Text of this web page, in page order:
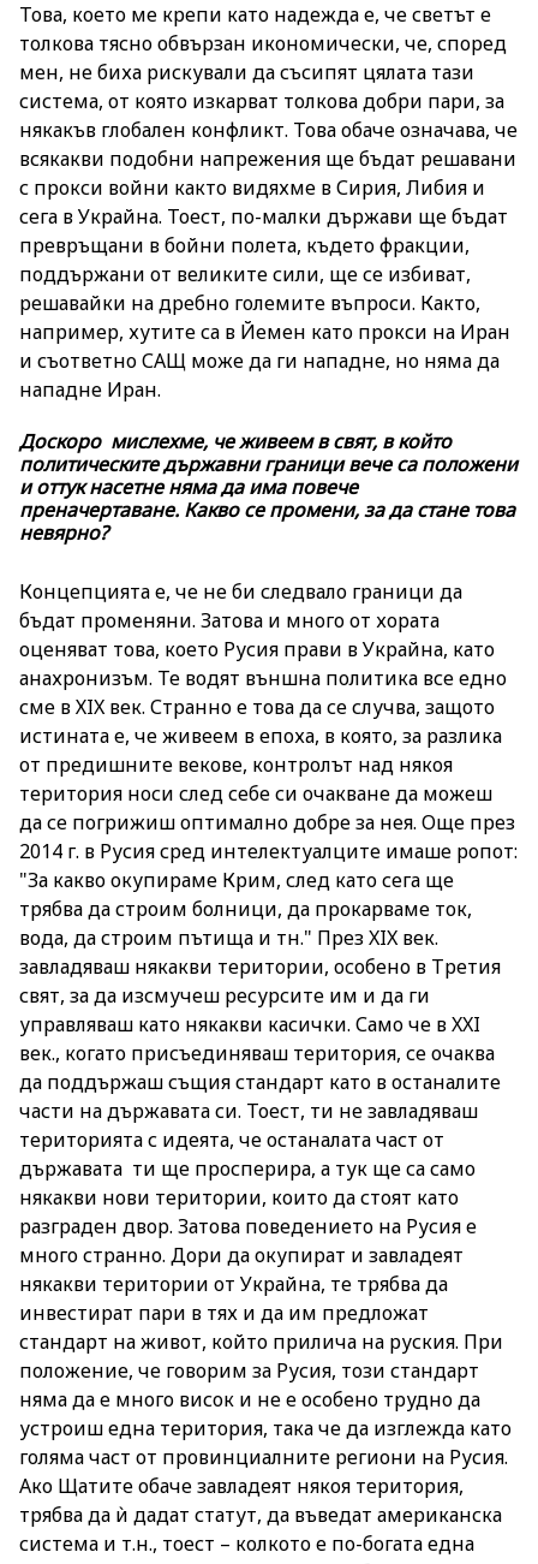
Това, което ме крепи като надежда е, че светът е
толкова тясно обвързан икономически, че, според
мен, не биха рискували да съсипят цялата тази
система, от която изкарват толкова добри пари, за
някакъв глобален конфликт. Това обаче означава, че
всякакви подобни напрежения ще бъдат решавани
с прокси войни както видяхме в Сирия, Либия и
сега в Украйна. Тоест, по-малки държави ще бъдат
превръщани в бойни полета, където фракции,
поддържани от великите сили, ще се избиват,
решавайки на дребно големите въпроси. Както,
например, хутите са в Йемен като прокси на Иран
и съответно САЩ може да ги нападне, но няма да
нападне Иран.
Доскоро мислехме, че живеем в свят, в който
политическите държавни граници вече са положени
и оттук насетне няма да има повече
преначертаване. Какво се промени, за да стане това
невярно?
Концепцията е, че не би следвало граници да
бъдат променяни. Затова и много от хората
оценяват това, което Русия прави в Украйна, като
анахронизъм. Те водят външна политика все едно
сме в ХIX век. Странно е това да се случва, защото
истината е, че живеем в епоха, в която, за разлика
от предишните векове, контролът над някоя
територия носи след себе си очакване да можеш
да се погрижиш оптимално добре за нея. Още през
2014 г. в Русия сред интелектуалците имаше ропот:
"За какво окупираме Крим, след като сега ще
трябва да строим болници, да прокарваме ток,
вода, да строим пътища и тн." През XIX век.
завладяваш някакви територии, особено в Третия
свят, за да изсмучеш ресурсите им и да ги
управляваш като някакви касички. Само че в XXI
век., когато присъединяваш територия, се очаква
да поддържаш същия стандарт като в останалите
части на държавата си. Тоест, ти не завладяваш
територията с идеята, че останалата част от
държавата ти ще просперира, а тук ще са само
някакви нови територии, които да стоят като
разграден двор. Затова поведението на Русия е
много странно. Дори да окупират и завладеят
някакви територии от Украйна, те трябва да
инвестират пари в тях и да им предложат
стандарт на живот, който прилича на руския. При
положение, че говорим за Русия, този стандарт
няма да е много висок и не е особено трудно да
устроиш една територия, така че да изглежда като
голяма част от провинциалните региони на Русия.
Ако Щатите обаче завладеят някоя територия,
трябва да ѝ дадат статут, да въведат американска
система и т.н., тоест – колкото е по-богата една